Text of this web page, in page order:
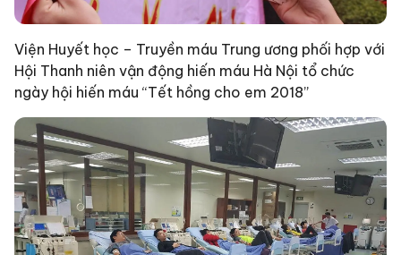
Viện Huyết học – Truyền máu Trung ương phối hợp với
Hội Thanh niên vận động hiến máu Hà Nội tổ chức
ngày hội hiến máu “Tết hồng cho em 2018”